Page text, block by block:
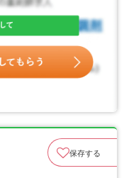
保存する